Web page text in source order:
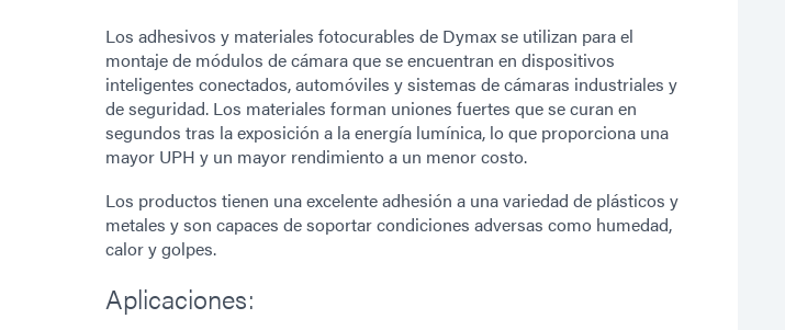
Los adhesivos y materiales fotocurables de Dymax se utilizan para el
montaje de módulos de cámara que se encuentran en dispositivos
inteligentes conectados, automóviles y sistemas de cámaras industriales y
de seguridad. Los materiales forman uniones fuertes que se curan en
segundos tras la exposición a la energía lumínica, lo que proporciona una
mayor UPH y un mayor rendimiento a un menor costo.
Los productos tienen una excelente adhesión a una variedad de plásticos y
metales y son capaces de soportar condiciones adversas como humedad,
calor y golpes.
Aplicaciones: